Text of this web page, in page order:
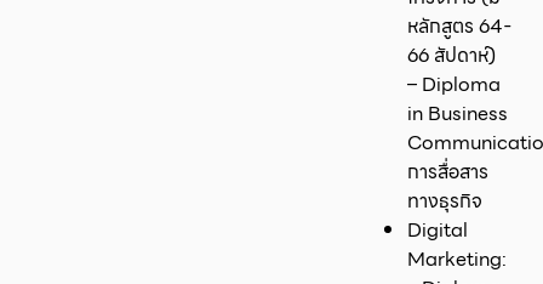
หลักสูตร 64-
66 สัปดาห์)
– Diploma
in Business
การสื่อสาร
ทางธุรกิจ
Digital
Marketing: